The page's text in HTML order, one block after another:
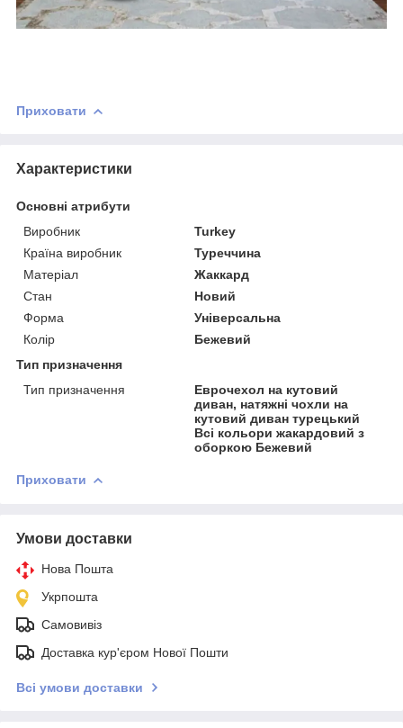
Приховати
Характеристики
Основні атрибути
Виробник
Turkey
Країна виробник
Туреччина
Матеріал
Жаккард
Стан
Новий
Форма
Універсальна
Колір
Бежевий
Тип призначення
Тип призначення
Еврочехол на кутовий
диван, натяжні чохли на
кутовий диван турецький
Всі кольори жакардовий з
оборкою Бежевий
Приховати
Умови доставки
Нова Пошта
Укрпошта
Самовивіз
Доставка кур'єром Нової Пошти
Всі умови доставки